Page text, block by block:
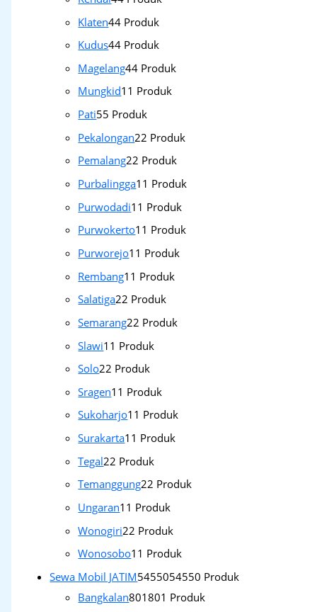
Klaten44 Produk
Kudus44 Produk
Magelang44 Produk
Mungkid1 1 Produk
Pati55 Produk
Pekalongan22 Produk
Pemalang22 Produk
Purbalingga1 1 Produk
Purwodadi1 1 Produk
Purwokerto1 1 Produk
Purworejo1 1 Produk
Rembang1 1 Produk
Salatiga22 Produk
Semarang22 Produk
Slawi1 1 Produk
Solo22 Produk
Sragen1 1 Produk
Sukoharjo1 1 Produk
Surakarta1 1 Produk
Tegal22 Produk
Temanggung22 Produk
Ungaran1 1 Produk
Wonogiri22 Produk
Wonosobo1 1 Produk
Sewa Mobil JATIM5455054550 Produk
Bangkalan801801 Produk